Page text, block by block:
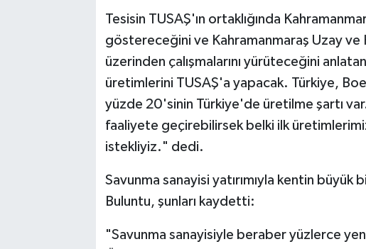
Tesisin TUSAŞ'ın ortaklığında
göstereceğini ve Kahramanmaraş Uzay ve
üzerinden çalışmalarını yürüteceğini
üretimlerini TUSAŞ'a yapacak. Türkiye,
yüzde 20'sinin Türkiye'de üretilme şartı
faaliyete geçirebilirsek belki ilk
istekliyiz." dedi.
Savunma sanayisi yatırımıyla kentin büyük
Buluntu, şunları kaydetti:
"Savunma sanayisiyle beraber yüzlerce